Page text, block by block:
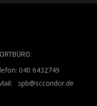
040 6432749
spb@sccondor.de